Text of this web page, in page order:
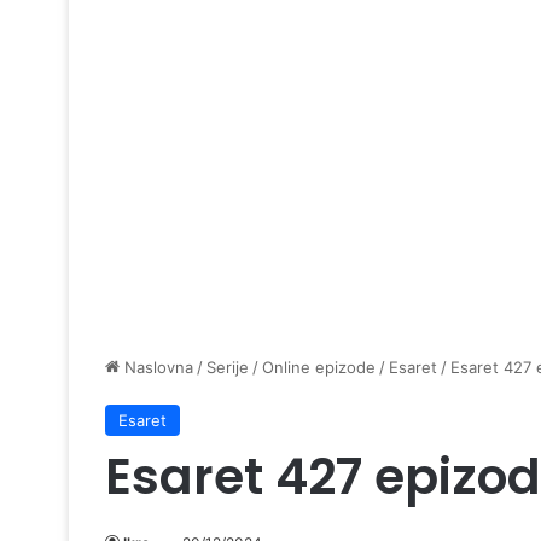
Naslovna / Serije /Online epizode / Esaret / Esaret 427
Esaret
Esaret 427